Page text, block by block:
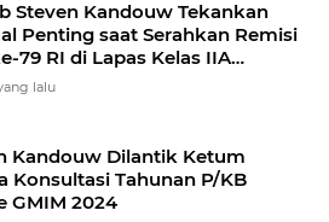
Steven Kandouw Tekankan
Penting saat Serahkan Remisi
79 RI di Lapas Kelas IIA
lalu
Kandouw Dilantik Ketum
Konsultasi Tahunan P/KB
GMIM 2024